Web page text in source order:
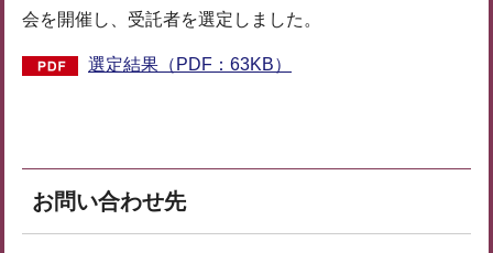
会を開催し、受託者を選定しました。
選定結果（PDF：63KB）
お問い合わせ先